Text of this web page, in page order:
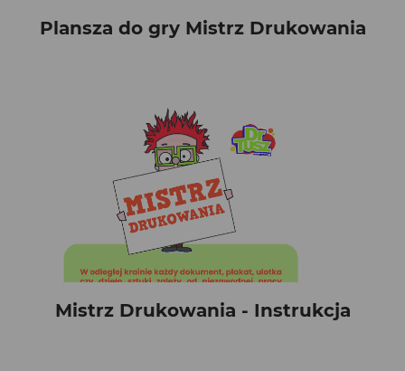
Plansza do gry Mistrz Drukowania
Mistrz Drukowania - Instrukcja